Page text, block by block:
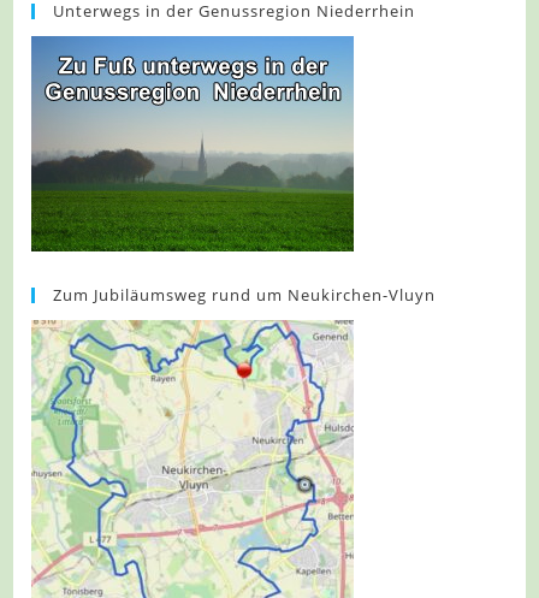
Unterwegs in der Genussregion Niederrhein
Zum Jubiläumsweg rund um Neukirchen-Vluyn